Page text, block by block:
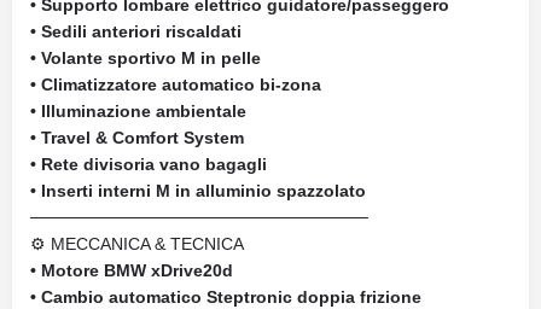
• Supporto lombare elettrico guidatore/passeggero
• Sedili anteriori riscaldati
• Volante sportivo M in pelle
• Climatizzatore automatico bi-zona
• Illuminazione ambientale
• Travel & Comfort System
• Rete divisoria vano bagagli
• Inserti interni M in alluminio spazzolato
────────────────────────────
⚙ MECCANICA & TECNICA
• Motore BMW xDrive20d
• Cambio automatico Steptronic doppia frizione